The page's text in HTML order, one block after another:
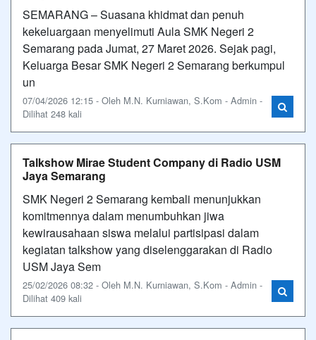
SEMARANG – Suasana khidmat dan penuh
kekeluargaan menyelimuti Aula SMK Negeri 2
Semarang pada Jumat, 27 Maret 2026. Sejak pagi,
Keluarga Besar SMK Negeri 2 Semarang berkumpul
un
07/04/2026 12:15 - Oleh M.N. Kurniawan, S.Kom - Admin -
Dilihat 248 kali
Talkshow Mirae Student Company di Radio USM
Jaya Semarang
SMK Negeri 2 Semarang kembali menunjukkan
komitmennya dalam menumbuhkan jiwa
kewirausahaan siswa melalui partisipasi dalam
kegiatan talkshow yang diselenggarakan di Radio
USM Jaya Sem
25/02/2026 08:32 - Oleh M.N. Kurniawan, S.Kom - Admin -
Dilihat 409 kali